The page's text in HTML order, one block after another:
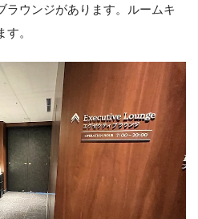
ラウンジがあります。ルームキ
。